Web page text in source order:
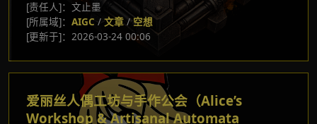
[责任人]：文止墨
[所属域]： AIGC / 文章 /空想
[更新于]：2026-03-24 00:06
爱丽丝人偶工坊与手作公会（Alice’s
Workshop & Artisanal Automata